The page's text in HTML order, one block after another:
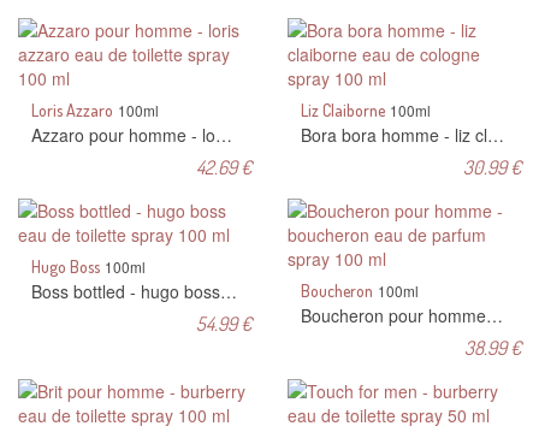
Loris Azzaro 100ml
Azzaro pour homme - loris azzaro eau de toilette spray 100 ml
42.69 €
Liz Claiborne 100ml
Bora bora homme - liz claiborne eau de cologne spray 100 ml
30.99 €
Hugo Boss 100ml
Boss bottled - hugo boss eau de toilette spray 100 ml
54.99 €
Boucheron 100ml
Boucheron pour homme - boucheron eau de parfum spray 100 ml
38.99 €